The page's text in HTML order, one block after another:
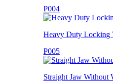
P004
Heavy Duty Locking
P005
Straight Jaw Without